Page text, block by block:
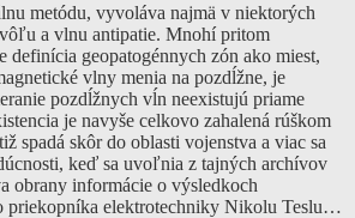
metódu, vyvoláva najmä v niektorých
a vlnu antipatie. Mnohí pritom
definícia geopatogénnych zón ako miest,
vlny menia na pozdĺžne, je
pozdĺžnych vĺn neexistujú priame
je navyše celkovo zahalená rúškom
spadá skôr do oblasti vojenstva a viac sa
keď sa uvoľnia z tajných archívov
obrany informácie o výsledkoch
priekopníka elektrotechniky Nikolu Teslu…